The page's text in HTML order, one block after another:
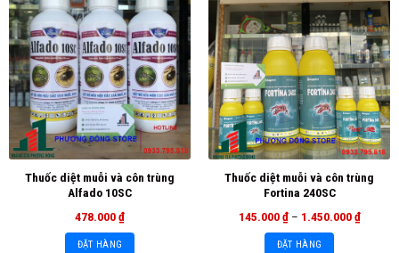
Thuốc diệt muỗi và côn trùng
Alfado 10SC
478.000₫
ĐẶT HÀNG
Thuốc diệt muỗi và côn trùng
Fortina 240SC
145.000₫ – 1.450.000₫
ĐẶT HÀNG